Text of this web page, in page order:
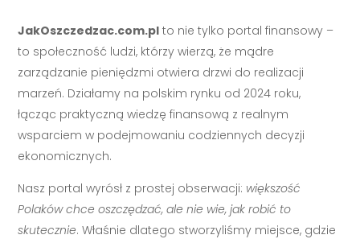
JakOszczedzac.com.pl to nie tylko portal finansowy –
to społeczność ludzi, którzy wierzą, że mądre
zarządzanie pieniędzmi otwiera drzwi do realizacji
marzeń. Działamy na polskim rynku od 2024 roku,
łącząc praktyczną wiedzę finansową z realnym
wsparciem w podejmowaniu codziennych decyzji
ekonomicznych.
Nasz portal wyrósł z prostej obserwacji: większość
Polaków chce oszczędzać, ale nie wie, jak robić to
skutecznie. Właśnie dlatego stworzyliśmy miejsce, gdzie